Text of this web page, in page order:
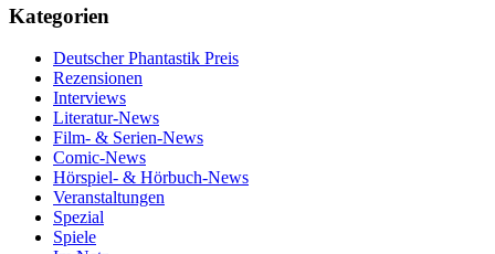
Kategorien
Deutscher Phantastik Preis
Rezensionen
Interviews
Literatur-News
Film- & Serien-News
Comic-News
Hörspiel- & Hörbuch-News
Veranstaltungen
Spezial
Spiele